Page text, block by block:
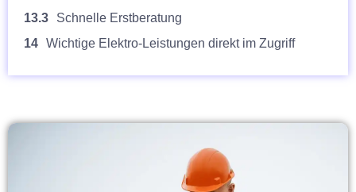
13.3
Schnelle Erstberatung
14 Wichtige Elektro-Leistungen direkt im Zugriff